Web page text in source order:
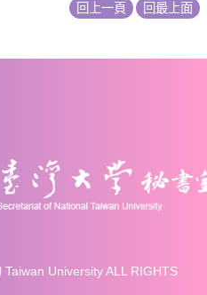
回上一頁 回最上面
University ALL RIGHTS